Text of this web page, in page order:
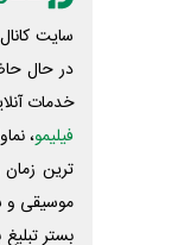
سایت
در حال
خدمات
فیلیمو،
ترین
موسیقی و
بستر